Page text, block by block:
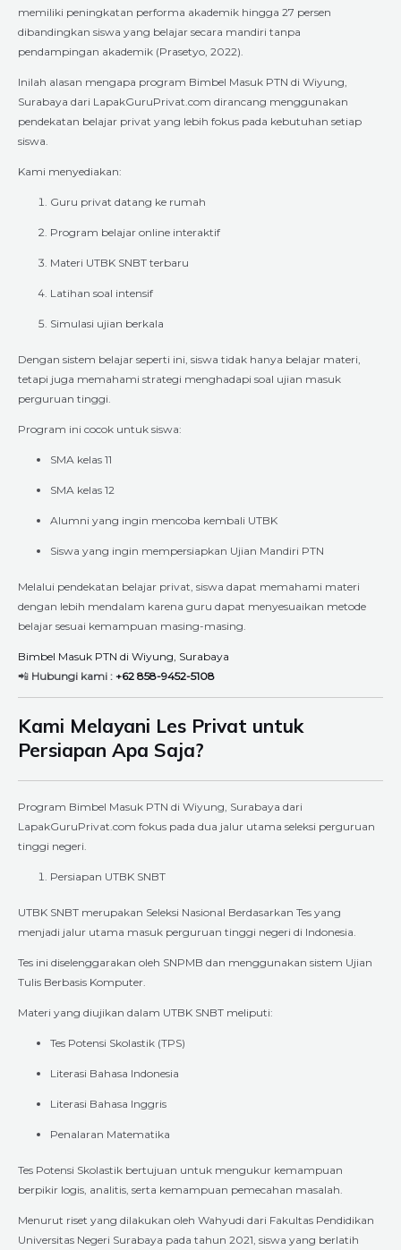
memiliki peningkatan performa akademik hingga 27 persen
dibandingkan siswa yang belajar secara mandiri tanpa
pendampingan akademik (Prasetyo, 2022).
Inilah alasan mengapa program Bimbel Masuk PTN di Wiyung,
Surabaya dari LapakGuruPrivat.com dirancang menggunakan
pendekatan belajar privat yang lebih fokus pada kebutuhan setiap
siswa.
Kami menyediakan:
Guru privat datang ke rumah
Program belajar online interaktif
Materi UTBK SNBT terbaru
Latihan soal intensif
Simulasi ujian berkala
Dengan sistem belajar seperti ini, siswa tidak hanya belajar materi,
tetapi juga memahami strategi menghadapi soal ujian masuk
perguruan tinggi.
Program ini cocok untuk siswa:
SMA kelas 11
SMA kelas 12
Alumni yang ingin mencoba kembali UTBK
Siswa yang ingin mempersiapkan Ujian Mandiri PTN
Melalui pendekatan belajar privat, siswa dapat memahami materi
dengan lebih mendalam karena guru dapat menyesuaikan metode
belajar sesuai kemampuan masing-masing.
Bimbel Masuk PTN di Wiyung, Surabaya
📲 Hubungi kami : +62 858-9452-5108
Kami Melayani Les Privat untuk
Persiapan Apa Saja?
Program Bimbel Masuk PTN di Wiyung, Surabaya dari
LapakGuruPrivat.com fokus pada dua jalur utama seleksi perguruan
tinggi negeri.
Persiapan UTBK SNBT
UTBK SNBT merupakan Seleksi Nasional Berdasarkan Tes yang
menjadi jalur utama masuk perguruan tinggi negeri di Indonesia.
Tes ini diselenggarakan oleh SNPMB dan menggunakan sistem Ujian
Tulis Berbasis Komputer.
Materi yang diujikan dalam UTBK SNBT meliputi:
Tes Potensi Skolastik (TPS)
Literasi Bahasa Indonesia
Literasi Bahasa Inggris
Penalaran Matematika
Tes Potensi Skolastik bertujuan untuk mengukur kemampuan
berpikir logis, analitis, serta kemampuan pemecahan masalah.
Menurut riset yang dilakukan oleh Wahyudi dari Fakultas Pendidikan
Universitas Negeri Surabaya pada tahun 2021, siswa yang berlatih